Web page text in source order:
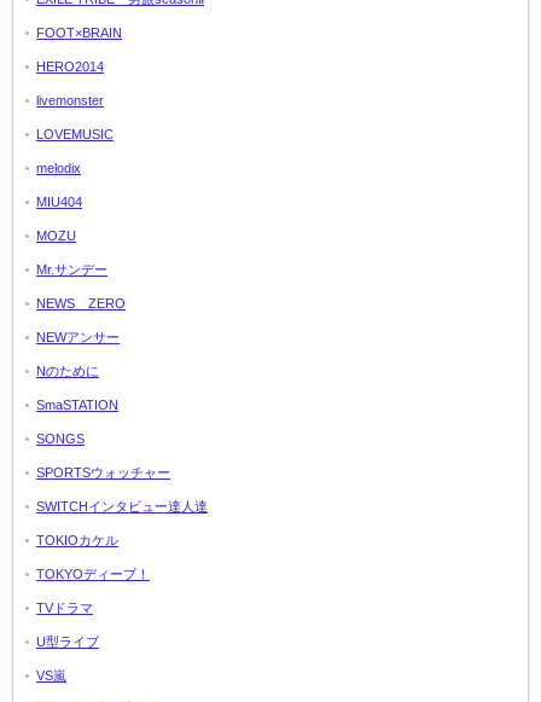
FOOT×BRAIN
HERO2014
livemonster
LOVEMUSIC
melodix
MIU404
MOZU
Mr.サンデー
NEWS ZERO
NEWアンサー
Nのために
SmaSTATION
SONGS
SPORTSウォッチャー
SWITCHインタビュー達人達
TOKIOカケル
TOKYOディープ！
TVドラマ
U型ライブ
VS嵐